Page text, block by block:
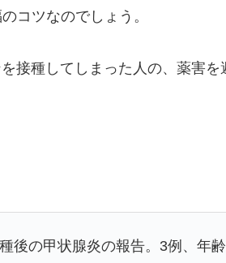
コツなのでしょう。
接種してしまった人の、薬害を
後の甲状腺炎の報告。3例、年